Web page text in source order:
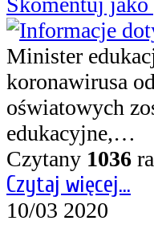
Minister
koronawirusa
oświatowych
edukacyjne,…
Czytany 1036
Czytaj więcej...
10/03 2020